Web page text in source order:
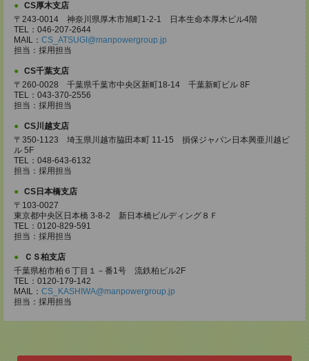
CS厚木支店
〒243-0014 神奈川県厚木市旭町1-2-1 日本生命本厚木ビル4階
TEL：046-207-2644
MAIL： CS_ATSUGI@manpowergroup.jp
担当：採用担当
CS千葉支店
〒260-0028 千葉県千葉市中央区新町18-14 千葉新町ビル 8F
TEL：043-370-2556
担当：採用担当
CS川越支店
〒350-1123 埼玉県川越市脇田本町 11-15 損保ジャパン日本興亜川越ビ
ル 5F
TEL：048-643-6132
担当：採用担当
CS日本橋支店
〒103-0027
東京都中央区日本橋 3-8-2 新日本橋ビルディング８Ｆ
TEL：0120-829-591
担当：採用担当
ＣＳ柏支店
千葉県柏市柏６丁目１－番1号 流鉄柏ビル2F
TEL：0120-179-142
MAIL： CS_KASHIWA@manpowergroup.jp
担当：採用担当